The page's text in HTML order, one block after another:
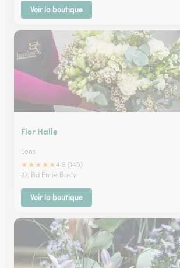
Voir la boutique
Flor Halle
Lens
★★★★★4.9 (145)
27, Bd Emie Basly
Voir la boutique